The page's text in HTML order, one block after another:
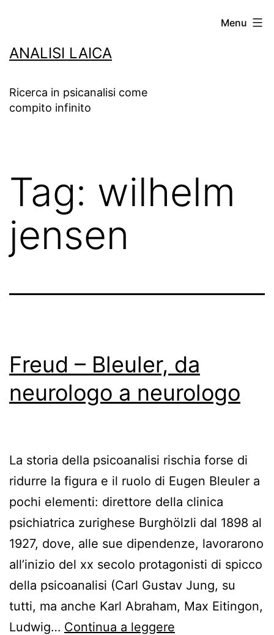
contenuto
ANALISI LAICA
Ricerca in psicanalisi come
compito infinito
Menu
Tag: wilhelm
jensen
Freud – Bleuler, da
neurologo a neurologo
La storia della psicoanalisi rischia forse di
ridurre la figura e il ruolo di Eugen Bleuler a
pochi elementi: direttore della clinica
psichiatrica zurighese Burghölzli dal 1898 al
1927, dove, alle sue dipendenze, lavorarono
all’inizio del xx secolo protagonisti di spicco
della psicoanalisi (Carl Gustav Jung, su
tutti, ma anche Karl Abraham, Max Eitingon,
Ludwig… Continua a leggere